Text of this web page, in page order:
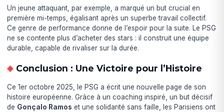
Un jeune attaquant, par exemple, a marqué un but crucial en
première mi-temps, égalisant après un superbe travail collectif.
Ce genre de performance donne de l’espoir pour la suite. Le PSG
ne se contente plus d’acheter des stars : il construit une équipe
durable, capable de rivaliser sur la durée.
Conclusion : Une Victoire pour l’Histoire
Ce 1er octobre 2025, le PSG a écrit une nouvelle page de son
histoire européenne. Grâce à un coaching inspiré, un but décisif
de Gonçalo Ramos et une solidarité sans faille, les Parisiens ont